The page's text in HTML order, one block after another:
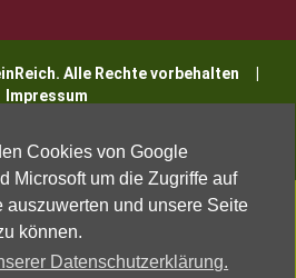
Cookies von Google
Microsoft um die Zugriffe auf
auszuwerten und unsere Seite
können.
Datenschutzerklärung.
Alle Rechte vorbehalten |
Impressum